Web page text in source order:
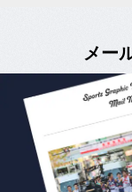
メー